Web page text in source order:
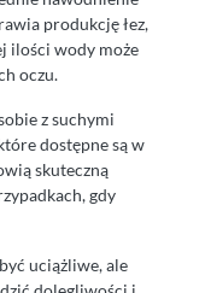
produkcję łez,
ilości wody może
oczu.
z suchymi
dostępne są w
skuteczną
gdy
uciążliwe, ale